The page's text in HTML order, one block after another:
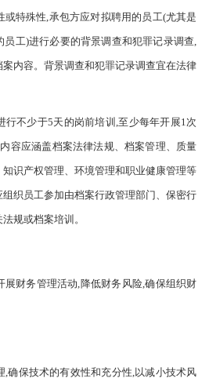
或特殊性,承包方应对拟聘用的员工(尤其是
工)进行必要的背景调查和犯罪记录调查,
内容。背景调查和犯罪记录调查宜在法律
行不少于5天的岗前培训,至少每年开展1次
容应涵盖档案法律法规、档案管理、质量
识产权管理、环境管理和职业健康管理等
织员工参加由档案行政管理部门、保密行
规或档案培训。
展财务管理活动,降低财务风险,确保组织财
,确保技术的有效性和充分性,以减小技术风